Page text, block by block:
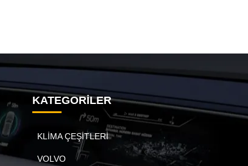
KATEGORİLER
KLİMA ÇEŞİTLERİ
VOLVO